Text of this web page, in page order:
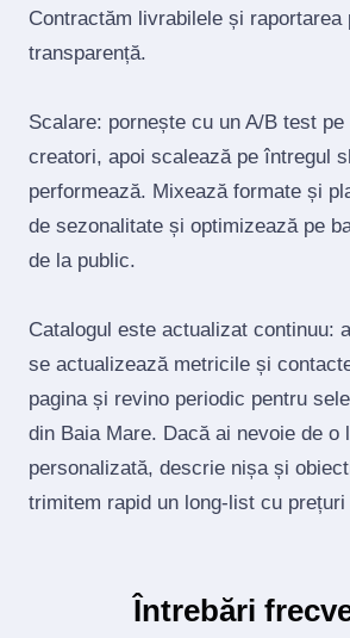
Contractăm livrabilele și raportarea
transparență.
Scalare: pornește cu un A/B test
creatori, apoi scalează pe întregul
performează. Mixează formate și
de sezonalitate și optimizează pe
de la public.
Catalogul este actualizat continuu:
se actualizează metricile și
pagina și revino periodic pentru
din Baia Mare. Dacă ai nevoie de o
personalizată, descrie nișa și
trimitem rapid un long‑list cu
Întrebări